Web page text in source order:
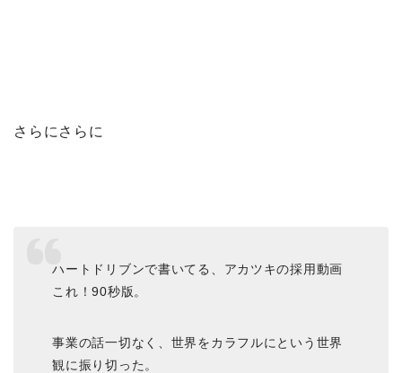
さらにさらに
ハートドリブンで書いてる、アカツキの採用動画
これ！90秒版。
事業の話一切なく、世界をカラフルにという世界
観に振り切った。